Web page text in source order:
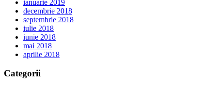
ianuarie 2019
decembrie 2018
septembrie 2018
iulie 2018
iunie 2018
mai 2018
aprilie 2018
Categorii